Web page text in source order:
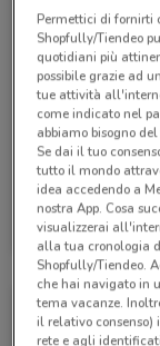
Alpitour
Scade il 31/10
Permettici di fornirti
Shopfully/Tiendeo
quotidiani più
possibile grazie ad
tue attività
come indicato nel
abbiamo bisogno
Se dai il tuo
tutto il mondo
idea accedendo a
nostra App. Cosa
visualizzerai
alla tua cronologia
Shopfully/Tiendeo.
che hai navigato in
tema vacanze.
il relativo
rete e agli